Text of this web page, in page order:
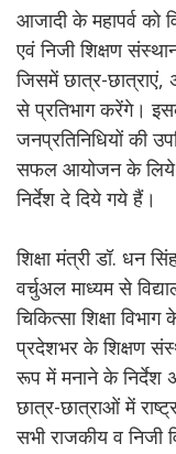
आजादी के महापर्व
एवं निजी शिक्षण
जिसमें छात्र-छात्राएं,
से प्रतिभाग करेंगे।
जनप्रतिनिधियों की
सफल आयोजन के लिये
निर्देश दे दिये गये हैं।
शिक्षा मंत्री डॉ. धन
वर्चुअल माध्यम से
चिकित्सा शिक्षा
प्रदेशभर के शिक्षण
रूप में मनाने के निर्देश
छात्र-छात्राओं में
सभी राजकीय व निजी